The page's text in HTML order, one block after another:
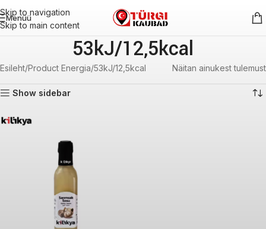
Skip to navigation
Skip to main content
Menüü
53kJ/12,5kcal
Esileht Product Energia 53kJ/12,5kcal Näitan ainukest tulemust
Show sidebar